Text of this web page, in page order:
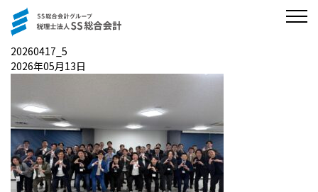
20260417_5
2026年05月13日